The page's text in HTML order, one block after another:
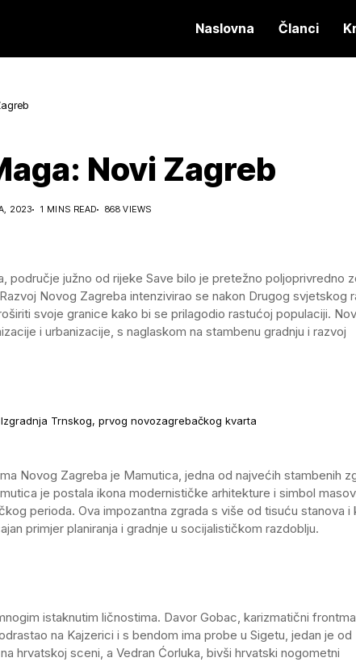
Naslovna Članci
Novi Zagreb
2023 1 MINS READ 868 VIEWS
područje južno od rijeke Save bilo je pretežno poljoprivredno
Novog Zagreba intenzivirao se nakon Drugog svjetskog
svoje granice kako bi se prilagodio rastućoj populaciji.
i urbanizacije, s naglaskom na stambenu gradnju i razvoj
Izgradnja Trnskog, prvog novozagrebačkog kvarta
Novog Zagreba je Mamutica, jedna od najvećih stambenih
je postala ikona modernističke arhitekture i simbol
perioda. Ova impozantna zgrada s više od tisuću stanova i
primjer planiranja i gradnje u socijalističkom razdoblju.
istaknutim ličnostima. Davor Gobac, karizmatični
na Kajzerici i s bendom ima probe u Sigetu, jedan je od
hrvatskoj sceni, a Vedran Ćorluka, bivši hrvatski nogometni